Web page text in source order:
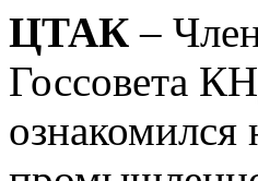
ЦТАК –
Госсовета